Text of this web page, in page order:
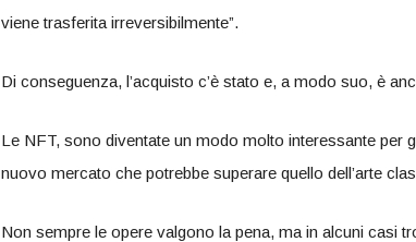
viene trasferita irreversibilmente”.
Di conseguenza, l’acquisto c’è stato e, a modo suo, è
Le NFT, sono diventate un modo molto interessante per
nuovo mercato che potrebbe superare quello dell’arte
Non sempre le opere valgono la pena, ma in alcuni casi